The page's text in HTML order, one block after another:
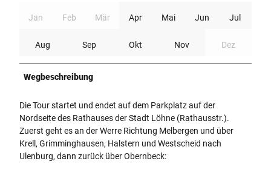
Jan Feb Mär Apr Mai Jun Jul
Aug Sep Okt Nov Dez
Wegbeschreibung
Die Tour startet und endet auf dem Parkplatz auf der
Nordseite des Rathauses der Stadt Löhne (Rathausstr.).
Zuerst geht es an der Werre Richtung Melbergen und über
Krell, Grimminghausen, Halstern und Westscheid nach
Ulenburg, dann zurück über Obernbeck: